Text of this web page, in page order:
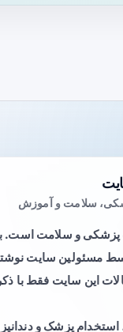
سلامت و آموزش
پزشکی و سلامت
مسئولین سایت
این سایت فقط با
پزشک و